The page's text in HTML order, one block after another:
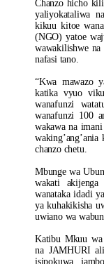
Chanzo hicho
yaliyokataliwa
kikuu kitoe
(NGO) yatoe
wawakilishwe na
nafasi tano.
“Kwa mawazo
katika vyuo
wanafunzi
wanafunzi 100
wakawa na
chanzo chetu.
Mbunge wa
wakati
wanataka idadi
ya kuhakikisha
uwiano wa
Katibu Mkuu wa
na JAMHURI
isipokuwa